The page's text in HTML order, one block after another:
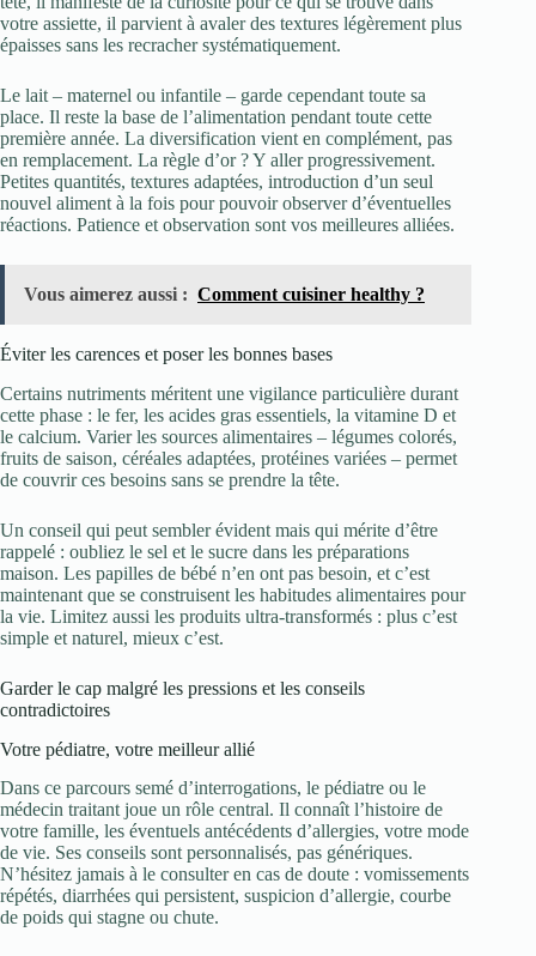
votre assiette, il parvient à avaler des textures légèrement plus
épaisses sans les recracher systématiquement.
Le lait – maternel ou infantile – garde cependant toute sa
place. Il reste la base de l’alimentation pendant toute cette
première année. La diversification vient en complément, pas
en remplacement. La règle d’or ? Y aller progressivement.
Petites quantités, textures adaptées, introduction d’un seul
nouvel aliment à la fois pour pouvoir observer d’éventuelles
réactions. Patience et observation sont vos meilleures alliées.
Vous aimerez aussi : Comment cuisiner healthy ?
Éviter les carences et poser les bonnes bases
Certains nutriments méritent une vigilance particulière durant
cette phase : le fer, les acides gras essentiels, la vitamine D et
le calcium. Varier les sources alimentaires – légumes colorés,
fruits de saison, céréales adaptées, protéines variées – permet
de couvrir ces besoins sans se prendre la tête.
Un conseil qui peut sembler évident mais qui mérite d’être
rappelé : oubliez le sel et le sucre dans les préparations
maison. Les papilles de bébé n’en ont pas besoin, et c’est
maintenant que se construisent les habitudes alimentaires pour
la vie. Limitez aussi les produits ultra-transformés : plus c’est
simple et naturel, mieux c’est.
Garder le cap malgré les pressions et les conseils
contradictoires
Votre pédiatre, votre meilleur allié
Dans ce parcours semé d’interrogations, le pédiatre ou le
médecin traitant joue un rôle central. Il connaît l’histoire de
votre famille, les éventuels antécédents d’allergies, votre mode
de vie. Ses conseils sont personnalisés, pas génériques.
N’hésitez jamais à le consulter en cas de doute : vomissements
répétés, diarrhées qui persistent, suspicion d’allergie, courbe
de poids qui stagne ou chute.